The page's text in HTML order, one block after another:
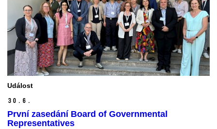
Událost
30. 6.
První zasedání Board of Governmental
Representatives